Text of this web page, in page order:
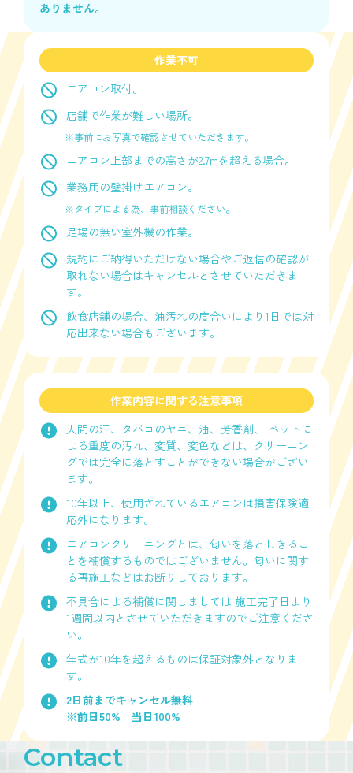
ありません。
作業不可
エアコン取付。
店舗で作業が難しい場所。
※事前にお写真で確認させていただきます。
エアコン上部までの高さが2.7mを超える場合。
業務用の壁掛けエアコン。
※タイプによる為、事前相談ください。
足場の無い室外機の作業。
規約にご納得いただけない場合やご返信の確認が
取れない場合はキャンセルとさせていただきま
す。
飲食店舗の場合、油汚れの度合いにより1日では対
応出来ない場合もございます。
作業内容に関する注意事項
人間の汗、タバコのヤニ、油、芳香剤、 ペットに
よる重度の汚れ、変質、変色などは、クリーニン
グでは完全に落とすことができない場合がござい
ます。
10年以上、使用されているエアコンは損害保険適
応外になります。
エアコンクリーニングとは、匂いを落としきるこ
とを補償するものではございません。匂いに関す
る再施工などはお断りしております。
不具合による補償に関しましては 施工完了日より
1週間以内とさせていただきますのでご注意くださ
い。
年式が10年を超えるものは保証対象外となりま
す。
2日前までキャンセル無料
※前日50% 当日100%
Contact